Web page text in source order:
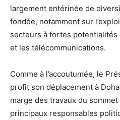
largement entérinée de
fondée, notamment sur
secteurs à fortes potentialités
et les télécommunications.
Comme à l’accoutumée, le
profit son déplacement à
marge des travaux du
principaux responsables